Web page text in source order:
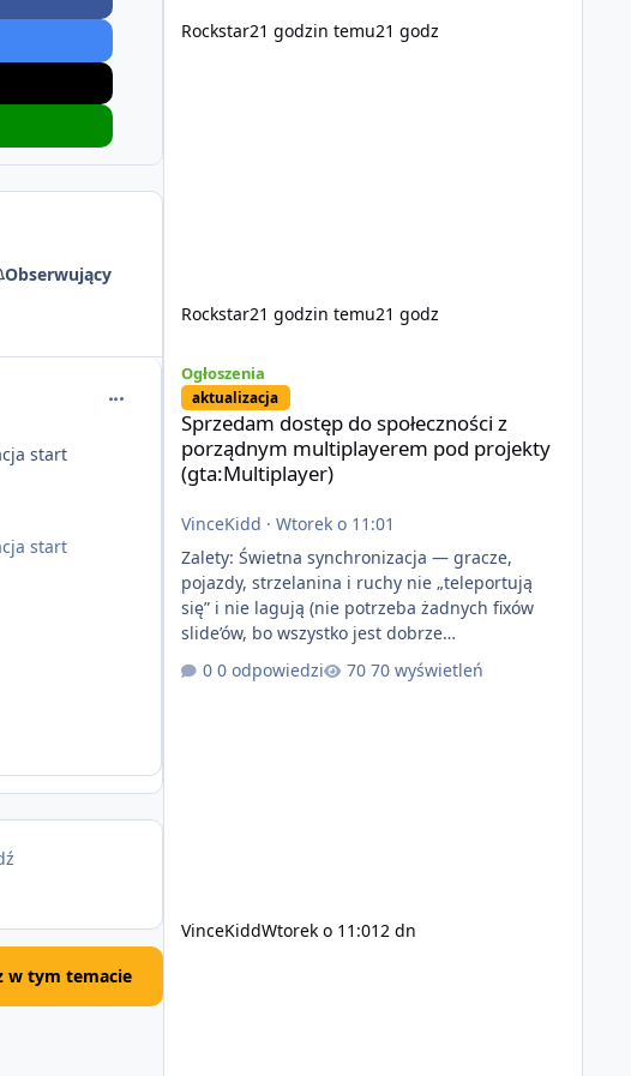
Obserwujący
comment_64283
start
start
w tym temacie
Rockstar21 godzin temu21 godz
Rockstar21 godzin temu21 godz
Ogłoszenia
aktualizacja
Sprzedam dostęp do społeczności z
porządnym multiplayerem pod projekty
(gta:Multiplayer)
VinceKidd · Wtorek o 11:01
Zalety: Świetna synchronizacja — gracze,
pojazdy, strzelanina i ruchy nie „teleportują
się” i nie lagują (nie potrzeba żadnych fixów
slide’ów, bo wszystko jest dobrze
zsynchronizowane i działa stabilnie) Ładne
wejście do gry + solidny antycheat na poziomie
0 odpowiedzi 70 wyświetleń
VinceKiddWtorek o 11:012 dn